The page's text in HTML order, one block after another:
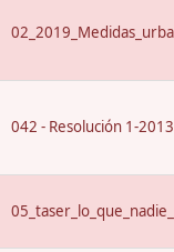
042 - Resolución 1-